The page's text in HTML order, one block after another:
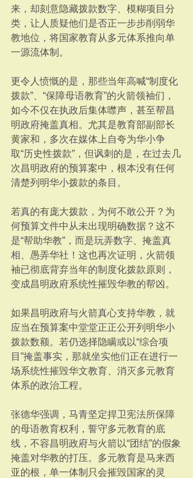
来，却刻意隐藏拨款数字、模糊项目分
类，让人质疑他们是否正一步步削弱华
教地位，将国家教育从多元体系推向单
一源流体制。
更令人愤慨的是，那些当年高喊“制度化
拨款”、“保障母语教育”的火箭领袖们，
如今不仅在执政后集体噤声，甚至帮昌
明政府掩盖真相。尤其是教育部副部长
黄家和，多次在媒体上自夸为华小争
取“历史性拨款”，但讽刺的是，在过去几
次昌明政府的预算案中，根本没有任何
清楚列明华小拨款的条目。
若真的有庞大拨款，为何不敢公开？为
何预算文件中从未出现明确数据？这不
是“帮助华教”，而是玩弄数字、掩盖真
相、愚弄华社！这也再次证明，火箭领
袖已彻底背弃当年的制度化拨款原则，
变成昌明政府系统性摧毁华教的帮凶。
如果昌明政府与火箭真心支持华教，就
应当在预算案中堂堂正正公开列明华小
拨款数额。若仍选择隐瞒或以“综合项
目”掩盖事实，那就坐实他们正在进行一
场系统性摧毁华文教育、消灭多元教育
体系的政治工程。
张德华强调，马青坚定捍卫宪法所保障
的母语教育权利，誓守多元教育的底
线，不容昌明政府与火箭以“团结”的假象
掩盖对华教的打压。多元教育是马来西
亚的根，单一体制只会摧毁国家的灵